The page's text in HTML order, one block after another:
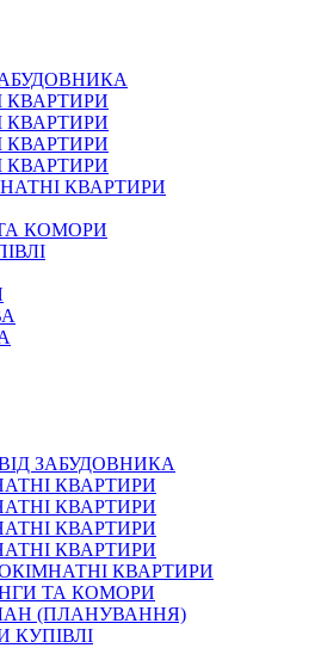
КВАРТИРИ
КВАРТИРИ
КВАРТИРИ
КВАРТИРИ
КВАРТИРИ
КОМОРИ
ЗАБУДОВНИКА
КВАРТИРИ
КВАРТИРИ
КВАРТИРИ
КВАРТИРИ
КВАРТИРИ
ТА КОМОРИ
(ПЛАНУВАННЯ)
КУПІВЛІ